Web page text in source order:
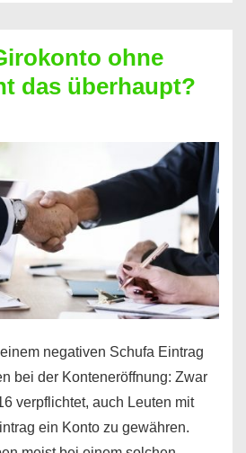
ohne
das überhaupt?
negativen Schufa Eintrag
bei der Konteneröffnung: Zwar
verpflichtet, auch Leuten mit
ein Konto zu gewähren.